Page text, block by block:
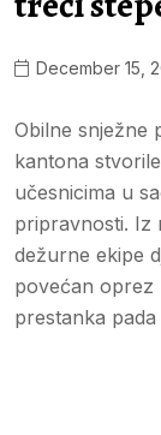
December 15,
Obilne snježne
kantona
učesnicima u
pripravnosti. Iz
dežurne ekipe
povećan oprez
prestanka